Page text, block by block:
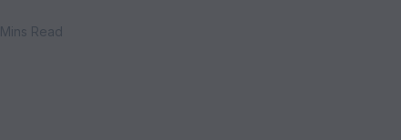
Read